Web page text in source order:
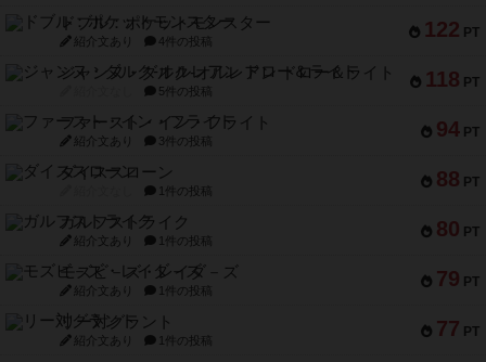
122 PT
ドブル：ポケットモンスター
紹介文あり 4件の投稿
118 PT
ジャンヌ・ダルク-オルレアン ドロー＆ライト
5件の投稿
94 PT
ファースト・イン・フライト
紹介文あり 3件の投稿
88 PT
ダイススローン
1件の投稿
80 PT
ガルフストライク
紹介文あり 1件の投稿
79 PT
モズビ－ズ・レイダ－ズ
紹介文あり 1件の投稿
77 PT
リー対グラント
紹介文あり 1件の投稿